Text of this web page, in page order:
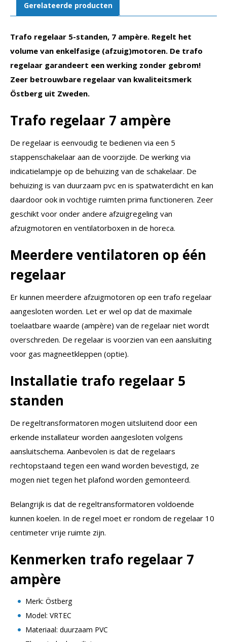
Gerelateerde producten
Trafo regelaar 5-standen, 7 ampère. Regelt het
volume van enkelfasige (afzuig)motoren. De trafo
regelaar garandeert een werking zonder gebrom!
Zeer betrouwbare regelaar van kwaliteitsmerk
Östberg uit Zweden.
Trafo regelaar 7 ampère
De regelaar is eenvoudig te bedienen via een 5
stappenschakelaar aan de voorzijde. De werking via
indicatielampje op de behuizing van de schakelaar. De
behuizing is van duurzaam pvc en is spatwaterdicht en kan
daardoor ook in vochtige ruimten prima functioneren. Zeer
geschikt voor onder andere afzuigregeling van
afzuigmotoren en ventilatorboxen in de horeca.
Meerdere ventilatoren op één
regelaar
Er kunnen meerdere afzuigmotoren op een trafo regelaar
aangesloten worden. Let er wel op dat de maximale
toelaatbare waarde (ampère) van de regelaar niet wordt
overschreden. De regelaar is voorzien van een aansluiting
voor gas magneetkleppen (optie).
Installatie trafo regelaar 5
standen
De regeltransformatoren mogen uitsluitend door een
erkende installateur worden aangesloten volgens
aansluitschema. Aanbevolen is dat de regelaars
rechtopstaand tegen een wand worden bevestigd, ze
mogen niet tegen het plafond worden gemonteerd.
Belangrijk is dat de regeltransformatoren voldoende
kunnen koelen. In de regel moet er rondom de regelaar 10
centimeter vrije ruimte zijn.
Kenmerken trafo regelaar 7
ampère
Merk: Östberg
Model: VRTEC
Materiaal: duurzaam PVC